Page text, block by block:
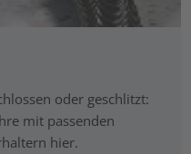
oder geschlitzt:
mit passenden
hier.